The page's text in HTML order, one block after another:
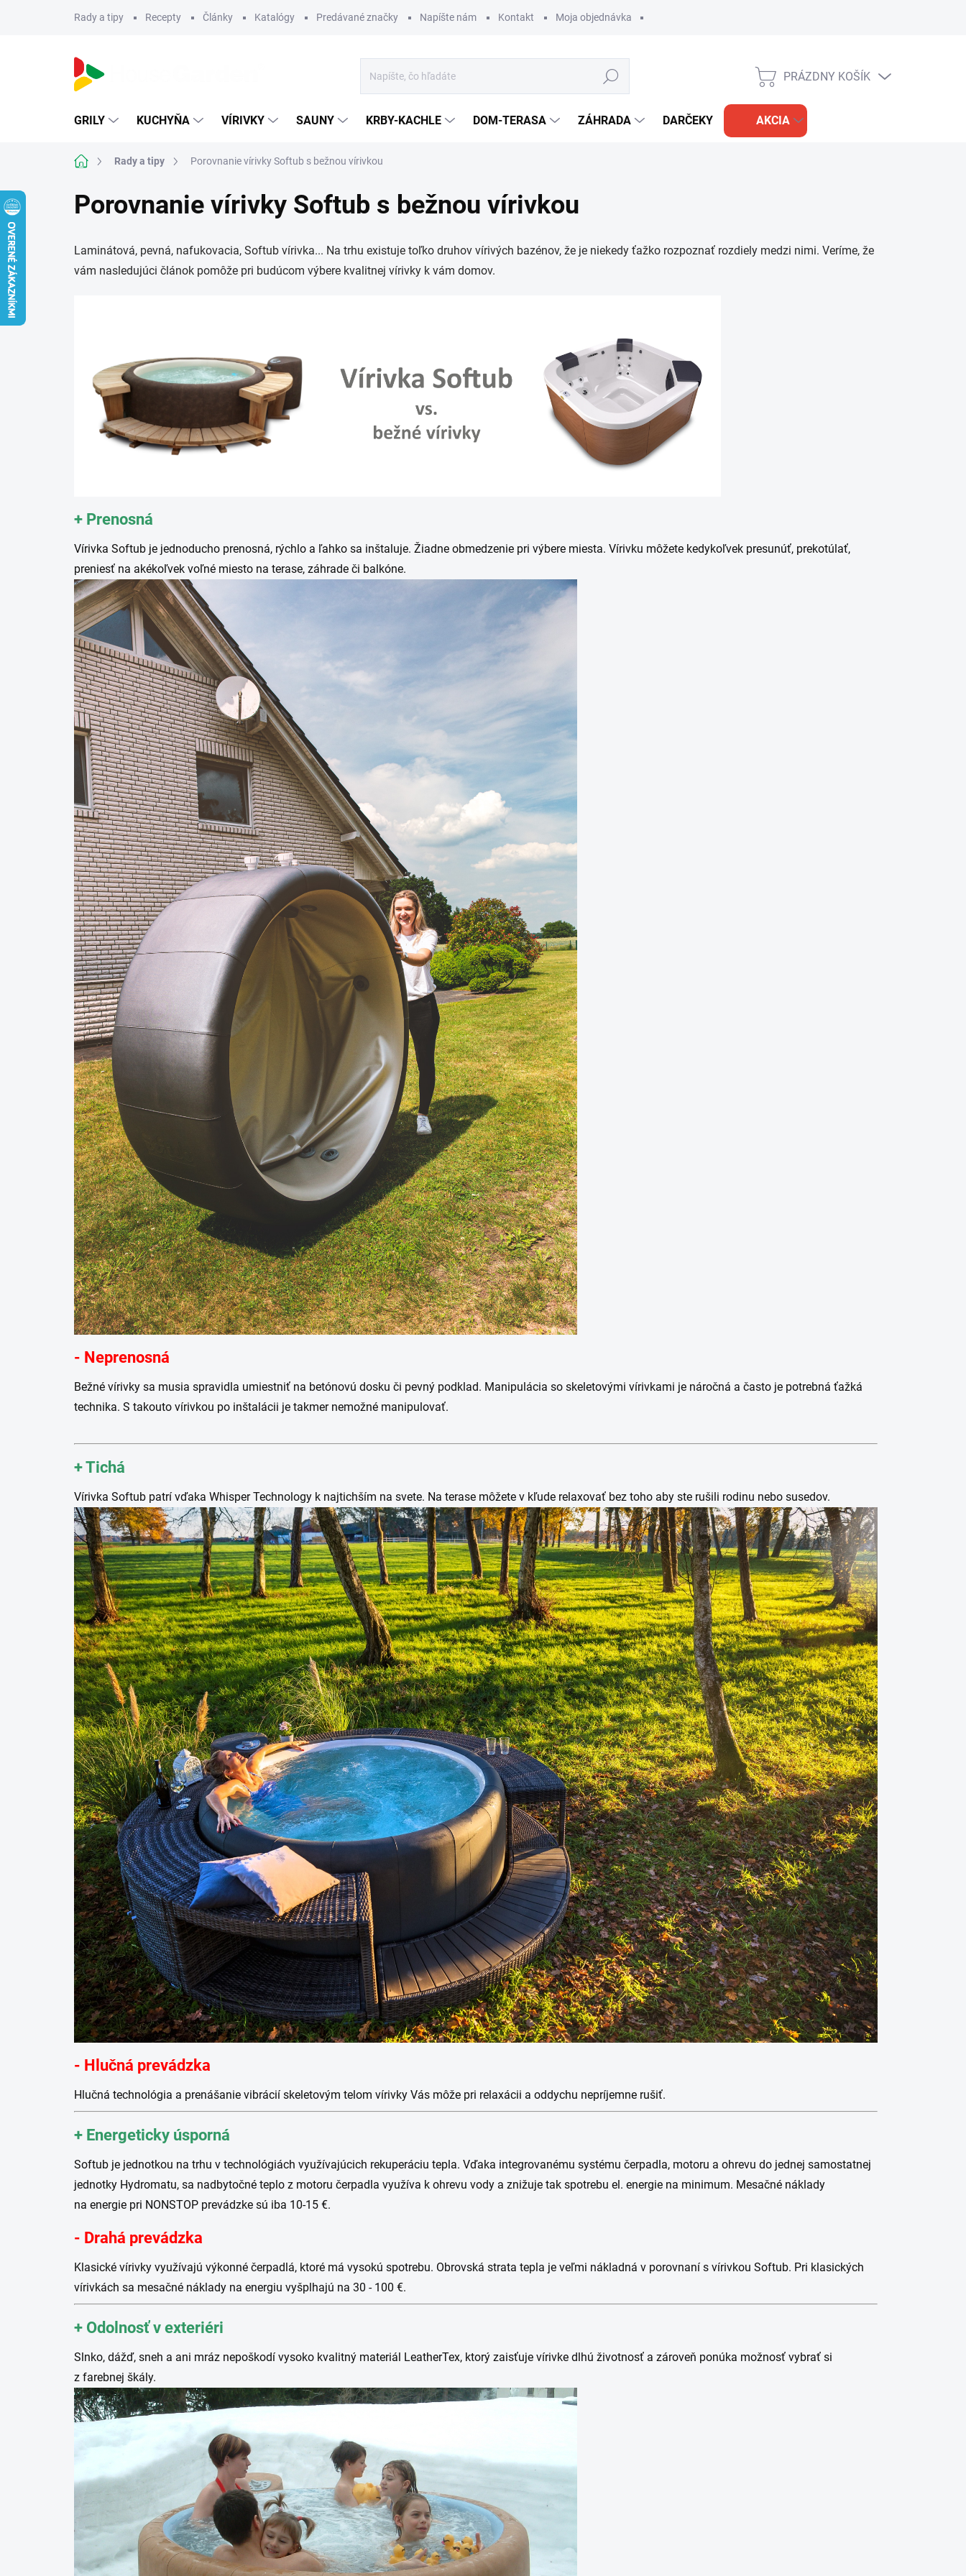
Rady a tipy Recepty Články Katalógy Predávané značky Napíšte nám Kontakt Moja objednávka
Hľadať
NÁKUPNÝ
PRÁZDNY KOŠÍK
GRILY KUCHYŇA VÍRIVKY SAUNY KRBY-KACHLE DOM-TERASA ZÁHRADA DARČEKY AKCIA
DomovRady a tipy Porovnanie vírivky Softub s bežnou vírivkou
Porovnanie vírivky Softub s bežnou vírivkou
Laminátová, pevná, nafukovacia, Softub vírivka... Na trhu existuje toľko druhov vírivých bazénov, že je niekedy ťažko rozpoznať rozdiely medzi nimi. Veríme, že
vám nasledujúci článok pomôže pri budúcom výbere kvalitnej vírivky k vám domov.
+ Prenosná
Vírivka Softub je jednoducho prenosná, rýchlo a ľahko sa inštaluje. Žiadne obmedzenie pri výbere miesta. Vírivku môžete kedykoľvek presunúť, prekotúlať,
preniesť na akékoľvek voľné miesto na terase, záhrade či balkóne.
- Neprenosná
Bežné vírivky sa musia spravidla umiestniť na betónovú dosku či pevný podklad. Manipulácia so skeletovými vírivkami je náročná a často je potrebná ťažká
technika. S takouto vírivkou po inštalácii je takmer nemožné manipulovať.
+Tichá
Vírivka Softub patrí vďaka Whisper Technology k najtichším na svete. Na terase môžete v kľude relaxovať bez toho aby ste rušili rodinu nebo susedov.
- Hlučná prevádzka
Hlučná technológia a prenášanie vibrácií skeletovým telom vírivky Vás môže pri relaxácii a oddychu nepríjemne rušiť.
+ Energeticky úsporná
Softub je jednotkou na trhu v technológiách využívajúcich rekuperáciu tepla. Vďaka integrovanému systému čerpadla, motoru a ohrevu do jednej samostatnej
jednotky Hydromatu, sa nadbytočné teplo z motoru čerpadla využíva k ohrevu vody a znižuje tak spotrebu el. energie na minimum. Mesačné náklady
na energie pri NONSTOP prevádzke sú iba 10-15 €.
- Drahá prevádzka
Klasické vírivky využívajú výkonné čerpadlá, ktoré má vysokú spotrebu. Obrovská strata tepla je veľmi nákladná v porovnaní s vírivkou Softub. Pri klasických
vírivkách sa mesačné náklady na energiu vyšplhajú na 30 - 100 €.
+ Odolnosť v exteriéri
Slnko, dážď, sneh a ani mráz nepoškodí vysoko kvalitný materiál LeatherTex, ktorý zaisťuje vírivke dlhú životnosť a zároveň ponúka možnosť vybrať si
z farebnej škály.